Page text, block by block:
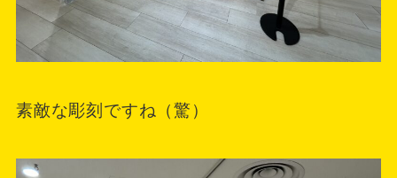
素敵な彫刻ですね（驚）